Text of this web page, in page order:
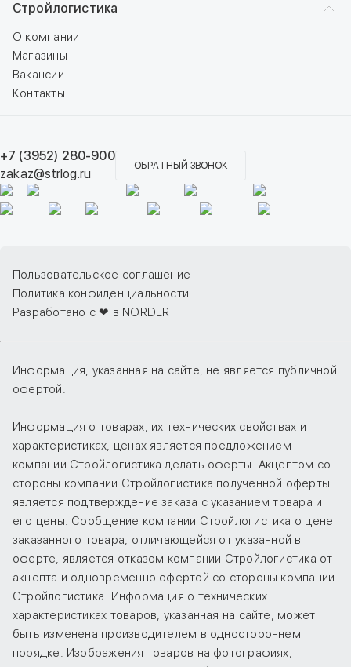
Стройлогистика
О компании
Магазины
Вакансии
Контакты
+7 (3952) 280-900
zakaz@strlog.ru
ОБРАТНЫЙ ЗВОНОК
Пользовательское соглашение
Политика конфиденциальности
Разработано с ❤ в NORDER
Информация, указанная на сайте, не является публичной
офертой.
Информация о товарах, их технических свойствах и
характеристиках, ценах является предложением
компании Стройлогистика делать оферты. Акцептом со
стороны компании Стройлогистика полученной оферты
является подтверждение заказа с указанием товара и
его цены. Сообщение компании Стройлогистика о цене
заказанного товара, отличающейся от указанной в
оферте, является отказом компании Стройлогистика от
акцепта и одновременно офертой со стороны компании
Стройлогистика. Информация о технических
характеристиках товаров, указанная на сайте, может
быть изменена производителем в одностороннем
порядке. Изображения товаров на фотографиях,